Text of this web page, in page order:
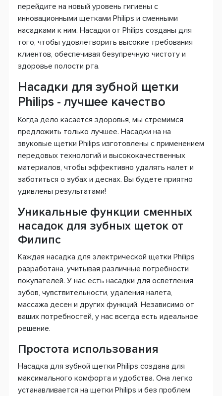
перейдите на новый уровень гигиены с
инновационными щетками Philips и сменными
насадками к ним. Насадки от Philips созданы для
того, чтобы удовлетворить высокие требования
клиентов, обеспечивая безупречную чистоту и
здоровье полости рта.
Насадки для зубной щетки
Philips - лучшее качество
Когда дело касается здоровья, мы стремимся
предложить только лучшее. Насадки на на
звуковые щетки Philips изготовлены с применением
передовых технологий и высококачественных
материалов, чтобы эффективно удалять налет и
заботиться о зубах и деснах. Вы будете приятно
удивлены результатами!
Уникальные функции сменных
насадок для зубных щеток от
Филипс
Каждая насадка для электрической щетки Philips
разработана, учитывая различные потребности
покупателей. У нас есть насадки для осветления
зубов, чувствительности, удаления налета,
массажа десен и других функций. Независимо от
ваших потребностей, у нас всегда есть идеальное
решение.
Простота использования
Насадка для зубной щетки Philips создана для
максимального комфорта и удобства. Она легко
устанавливается на щетки Philips и без проблем